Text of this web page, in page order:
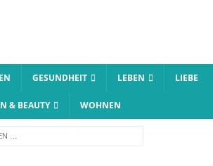
GESUNDHEIT LEBEN LIEBE
& BEAUTY WOHNEN